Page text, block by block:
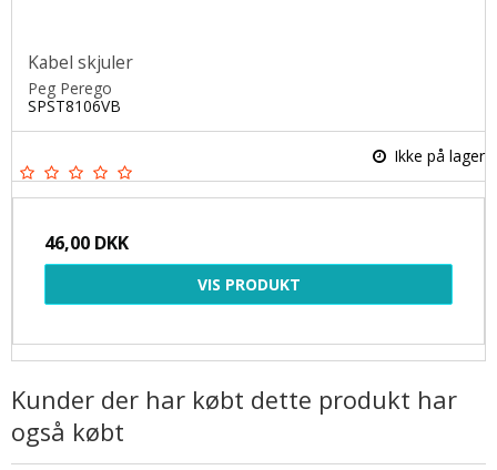
Kabel skjuler
Peg Perego
SPST8106VB
Ikke på lager
46,00 DKK
VIS PRODUKT
Kunder der har købt dette produkt har
også købt